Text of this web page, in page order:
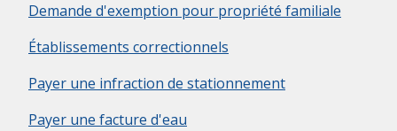
Demande d'exemption pour propriété familiale
Établissements correctionnels
Payer une infraction de stationnement
Payer une facture d'eau